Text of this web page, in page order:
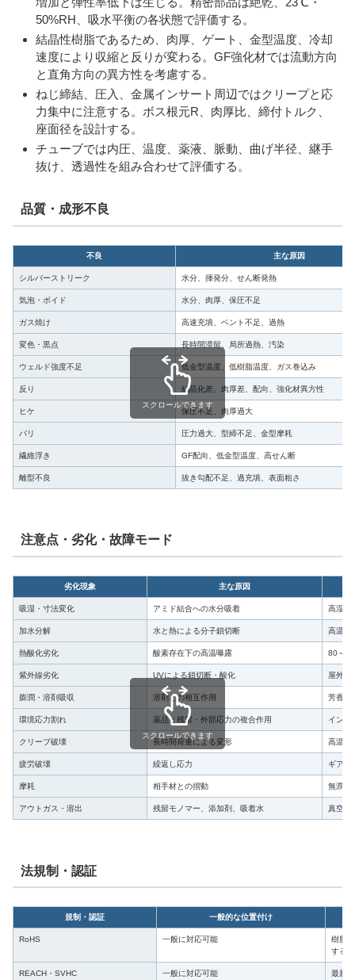
50%RH、吸水平衡の各状態で評価する。
結晶性樹脂であるため、肉厚、ゲート、金型温度、冷却
速度により収縮と反りが変わる。GF強化材では流動方向
と直角方向の異方性を考慮する。
ねじ締結、圧入、金属インサート周辺ではクリープと応
力集中に注意する。ボス根元R、肉厚比、締付トルク、
座面径を設計する。
チューブでは内圧、温度、薬液、脈動、曲げ半径、継手
抜け、透過性を組み合わせて評価する。
品質・成形不良
不良 主な原因
シルバーストリーク 水分、揮発分、せん断発熱
気泡・ボイド 水分、肉厚、保圧不足
ガス焼け 高速充填、ベント不足、過熱
変色・黒点 長時間滞留、局所過熱、汚染
ウェルド強度不足 低金型温度、低樹脂温度、ガス巻込み
反り 結晶化差、肉厚差、配向、強化材異方性
ヒケ 保圧不足、肉厚過大
バリ 圧力過大、型締不足、金型摩耗
繊維浮き GF配向、低金型温度、高せん断
離型不良 抜き勾配不足、過充填、表面粗さ
スクロールできます
注意点・劣化・故障モード
劣化現象 主な原因
吸湿・寸法変化 アミド結合への水分吸着 高湿度
加水分解 水と熱による分子鎖切断 高温水
熱酸化劣化 酸素存在下の高温曝露 80～
紫外線劣化 UVによる鎖切断・酸化 屋外、
膨潤・溶剤吸収 溶剤との相互作用 芳香族
環境応力割れ 薬品と残留・外部応力の複合作用 インサ
クリープ破壊 長時間荷重による変形 高温、
疲労破壊 繰返し応力 ギア、
摩耗 相手材との摺動 無潤滑
アウトガス・溶出 残留モノマー、添加剤、吸着水 真空、
スクロールできます
法規制・認証
規制・認証 一般的な位置付け
RoHS 一般に対応可能
樹脂
する。
REACH・SVHC 一般に対応可能 最新